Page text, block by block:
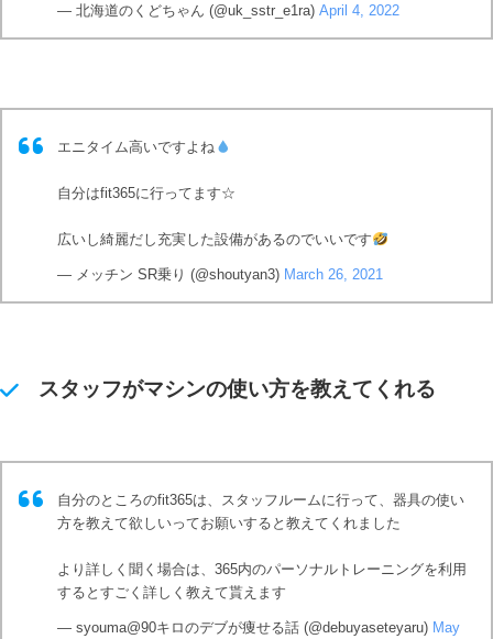
— 北海道のくどちゃん (@uk_sstr_e1ra) April 4, 2022
エニタイム高いですよね
自分はfit365に行ってます☆
広いし綺麗だし充実した設備があるのでいいです
— メッチン SR乗り (@shoutyan3) March 26, 2021
スタッフがマシンの使い方を教えてくれる
自分のところのfit365は、スタッフルームに行って、器具の使い
方を教えて欲しいってお願いすると教えてくれました
より詳しく聞く場合は、365内のパーソナルトレーニングを利用
するとすごく詳しく教えて貰えます
— syouma@90キロのデブが痩せる話 (@debuyaseteyaru) May